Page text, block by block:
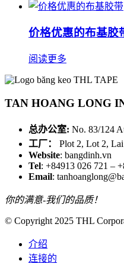
价格优惠的布基胶
阅读更多
TAN HOANG LONG
总办公室: No. 83/124
工厂：
Plot 2, Lot 2,
Website: bangdinh.vn
Tel: +84913 026 721 –
Email:
你的满意-我们的品质！
© Copyright 2025 THL
介绍
连接的